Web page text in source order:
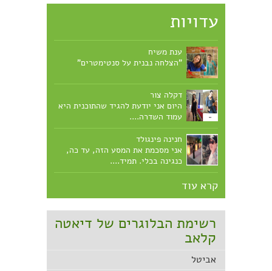
עדויות
ענת משיח
"הצלחה נבנית על סנטימטרים"
דקלה צור
היום אני יודעת להגיד שהתוכנית היא
עמוד השדרה....
חנינה פינגולד
אני מסכמת את המסע הזה, עד כה,
כנגינה בכלי. תמיד....
קרא עוד
רשימת הבלוגרים של דיאטה
קלאב
אביטל